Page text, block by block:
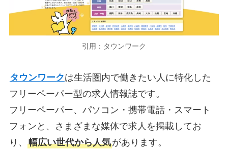
引用：タウンワーク
タウンワークは生活圏内で働きたい人に特化した
フリーペーパー型の求人情報誌です。
フリーペーパー、パソコン・携帯電話・スマート
フォンと、さまざまな媒体で求人を掲載してお
り、 幅広い世代から人気があります。